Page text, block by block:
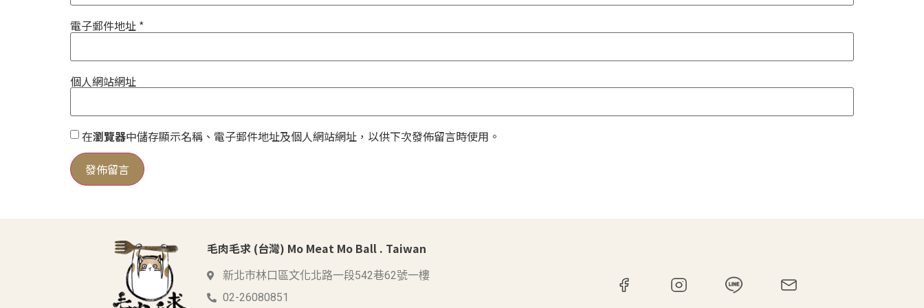
電子郵件地址 *
個人網站網址
在瀏覽器中儲存顯示名稱、電子郵件地址及個人網站網址，以供下次發佈留言時使用。
毛肉毛求 (台灣) Mo Meat Mo Ball . Taiwan
新北市林口區文化北路一段542巷62號一樓
02-26080851